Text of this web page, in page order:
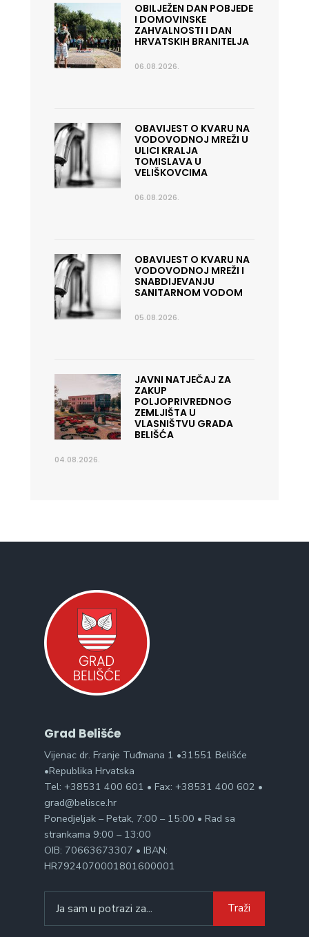
OBILJEŽEN DAN POBJEDE
I DOMOVINSKE
ZAHVALNOSTI I DAN
HRVATSKIH BRANITELJA
06.08.2026.
OBAVIJEST O KVARU NA
VODOVODNOJ MREŽI U
ULICI KRALJA
TOMISLAVA U
VELIŠKOVCIMA
06.08.2026.
OBAVIJEST O KVARU NA
VODOVODNOJ MREŽI I
SNABDIJEVANJU
SANITARNOM VODOM
05.08.2026.
JAVNI NATJEČAJ ZA
ZAKUP
POLJOPRIVREDNOG
ZEMLJIŠTA U
VLASNIŠTVU GRADA
BELIŠĆA
04.08.2026.
Grad Belišće
Vijenac dr. Franje Tuđmana 1 •31551 Belišće
•Republika Hrvatska
Tel: +38531 400 601 • Fax: +38531 400 602 •
grad@belisce.hr
Ponedjeljak – Petak, 7:00 – 15:00 • Rad sa
strankama 9:00 – 13:00
OIB: 70663673307 • IBAN:
HR7924070001801600001
for:
Traži